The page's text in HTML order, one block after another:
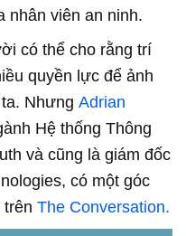
nhân viên an ninh.
có thể cho rằng trí
quyền lực để ảnh
Nhưng Adrian
Hệ thống Thông
và cũng là giám đốc
có một góc
trên The Conversation.